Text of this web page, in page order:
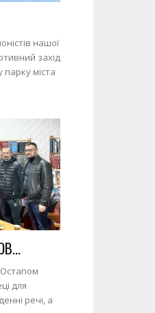
нашої
захід
парку міста
Остапом
для
речі, а